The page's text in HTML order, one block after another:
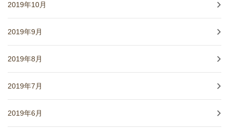
2019年10月
2019年9月
2019年8月
2019年7月
2019年6月